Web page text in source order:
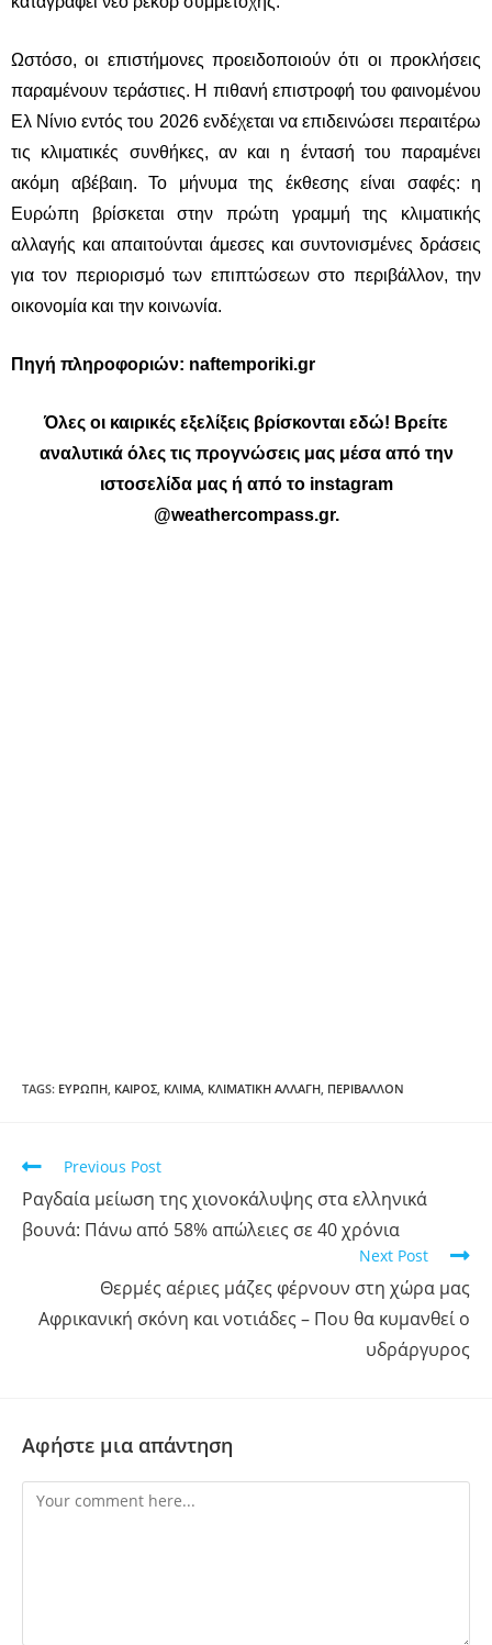
Ωστόσο, οι επιστήμονες προειδοποιούν ότι οι προκλήσεις
παραμένουν τεράστιες. Η πιθανή επιστροφή του φαινομένου
Ελ Νίνιο εντός του 2026 ενδέχεται να επιδεινώσει περαιτέρω
τις κλιματικές συνθήκες, αν και η έντασή του παραμένει
ακόμη αβέβαιη. Το μήνυμα της έκθεσης είναι σαφές: η
Ευρώπη βρίσκεται στην πρώτη γραμμή της κλιματικής
αλλαγής και απαιτούνται άμεσες και συντονισμένες δράσεις
για τον περιορισμό των επιπτώσεων στο περιβάλλον, την
οικονομία και την κοινωνία.
Πηγή πληροφοριών: naftemporiki.gr
Όλες οι καιρικές εξελίξεις βρίσκονται εδώ! Βρείτε
αναλυτικά όλες τις προγνώσεις μας μέσα από την
ιστοσελίδα μας ή από το instagram
@weathercompass.gr.
TAGS: ΕΥΡΩΠΗ ΚΑΙΡΌΣ ΚΛΙΜΑ ΚΛΙΜΑΤΙΚΗ ΑΛΛΑΓΗ ΠΕΡΙΒΑΛΛΟΝ
Previous Post
Ραγδαία μείωση της χιονοκάλυψης στα ελληνικά
βουνά: Πάνω από 58% απώλειες σε 40 χρόνια
Next Post
Θερμές αέριες μάζες φέρνουν στη χώρα μας
Αφρικανική σκόνη και νοτιάδες – Που θα κυμανθεί ο
υδράργυρος
Αφήστε μια απάντηση